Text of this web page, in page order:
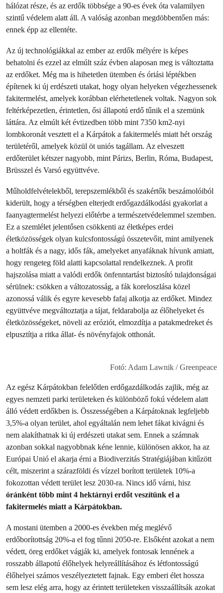
hálózat része, és az erdők többsége a 90-es évek óta valamilyen
szintű védelem alatt áll. A valóság azonban megdöbbentően más:
ennek épp az ellentéte.
Az új technológiákkal az ember az erdők mélyére is képes
behatolni és ezzel az elmúlt száz évben alaposan meg is változtatta
az erdőket. Még ma is hihetetlen ütemben és óriási léptékben
építenek ki új erdészeti utakat, hogy olyan helyeken végezhessenek
fakitermelést, amelyek korábban elérhetetlenek voltak. Nagyon sok
feltérképezetlen, érintetlen, ősi állapotú erdő tűnik el a szemünk
láttára. Az elmúlt két évtizedben több mint 7350 km2-nyi
lombkoronát vesztett el a Kárpátok a fakitermelés miatt hét ország
területéről, amelyek közül öt uniós tagállam. Az elveszett
erdőterület kétszer nagyobb, mint Párizs, Berlin, Róma, Budapest,
Brüsszel és Varsó együttvéve.
Műholdfelvételekből, terepszemlékből és szakértők beszámolóiból
kiderült, hogy a térségben elterjedt erdőgazdálkodási gyakorlat a
faanyagtermelést helyezi előtérbe a természetvédelemmel szemben.
Ez a szemlélet jelentősen csökkenti az életképes erdei
életközösségek olyan kulcsfontosságú összetevőit, mint amilyenek
a holtfák és a nagy, idős fák, amelyeket anyafáknak hívunk amiatt,
hogy rengeteg föld alatti kapcsolattal rendelkeznek. A profit
hajszolása miatt a valódi erdők önfenntartást biztosító tulajdonságai
sérülnek: csökken a változatosság, a fák koreloszlása közel
azonossá válik és egyre kevesebb fafaj alkotja az erdőket. Mindez
együttvéve megváltoztatja a tájat, feldarabolja az élőhelyeket és
életközösségeket, növeli az eróziót, elmozdítja a patakmedreket és
elpusztítja a ritka állat- és növényfajok otthonát.
Fotó: Adam Lawnik / Greenpeace
Az egész Kárpátokban felelőtlen erdőgazdálkodás zajlik, még az
egyes nemzeti parki területeken és különböző fokú védelem alatt
álló védett erdőkben is. Összességében a Kárpátoknak legfeljebb
3,5%-a olyan terület, ahol egyáltalán nem lehet fákat kivágni és
nem alakíthatnak ki új erdészeti utakat sem. Ennek a számnak
azonban sokkal nagyobbnak kéne lennie, különösen akkor, ha az
Európai Unió el akarja érni a Biodiverzitás Stratégiájában kitűzött
célt, miszerint a szárazföldi és vízzel borított területek 10%-a
fokozottan védett terület lesz 2030-ra. Nincs idő várni, hisz
óránként több mint 4 hektárnyi erdőt veszítünk el a
fakitermelés miatt a Kárpátokban.
A mostani ütemben a 2000-es években még meglévő
erdőborítottság 20%-a el fog tűnni 2050-re. Elsőként azokat a nem
védett, öreg erdőket vágják ki, amelyek fontosak lennének a
rosszabb állapotú élőhelyek helyreállításához és létfontosságú
élőhelyei számos veszélyeztetett fajnak. Egy emberi élet hossza
sem lesz elég arra, hogy az érintett területeken visszaállítsák azokat